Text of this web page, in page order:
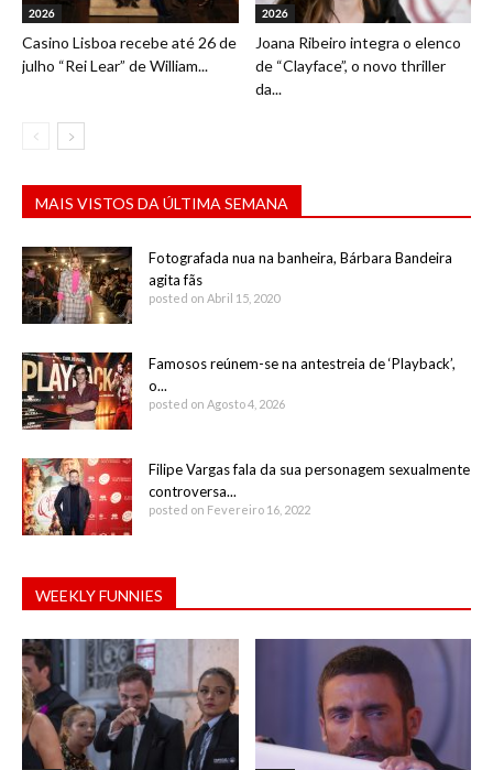
2026
Casino Lisboa recebe até 26 de
julho “Rei Lear” de William...
2026
Joana Ribeiro integra o elenco
de “Clayface”, o novo thriller
da...
MAIS VISTOS DA ÚLTIMA SEMANA
Fotografada nua na banheira, Bárbara Bandeira
agita fãs
posted on Abril 15, 2020
Famosos reúnem-se na antestreia de ‘Playback’,
o...
posted on Agosto 4, 2026
Filipe Vargas fala da sua personagem sexualmente
controversa...
posted on Fevereiro 16, 2022
WEEKLY FUNNIES